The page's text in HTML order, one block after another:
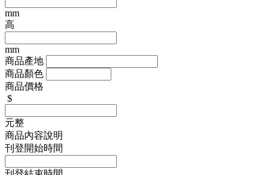
mm
高
mm
商品產地
商品顏色
商品價格
$
元整
商品內容說明
刊登開始時間